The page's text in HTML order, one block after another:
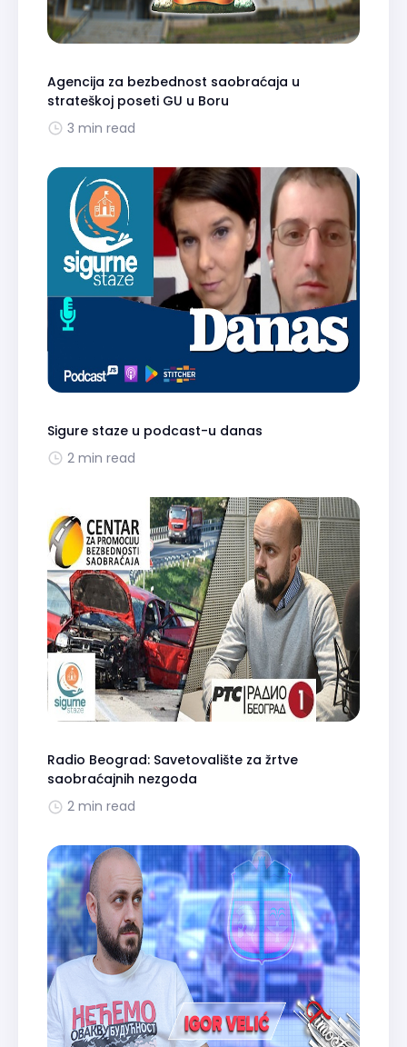
Agencija za bezbednost saobraćaja u
strateškoj poseti GU u Boru
3 min read
Sigure staze u podcast-u danas
2 min read
Radio Beograd: Savetovalište za žrtve
saobraćajnih nezgoda
2 min read